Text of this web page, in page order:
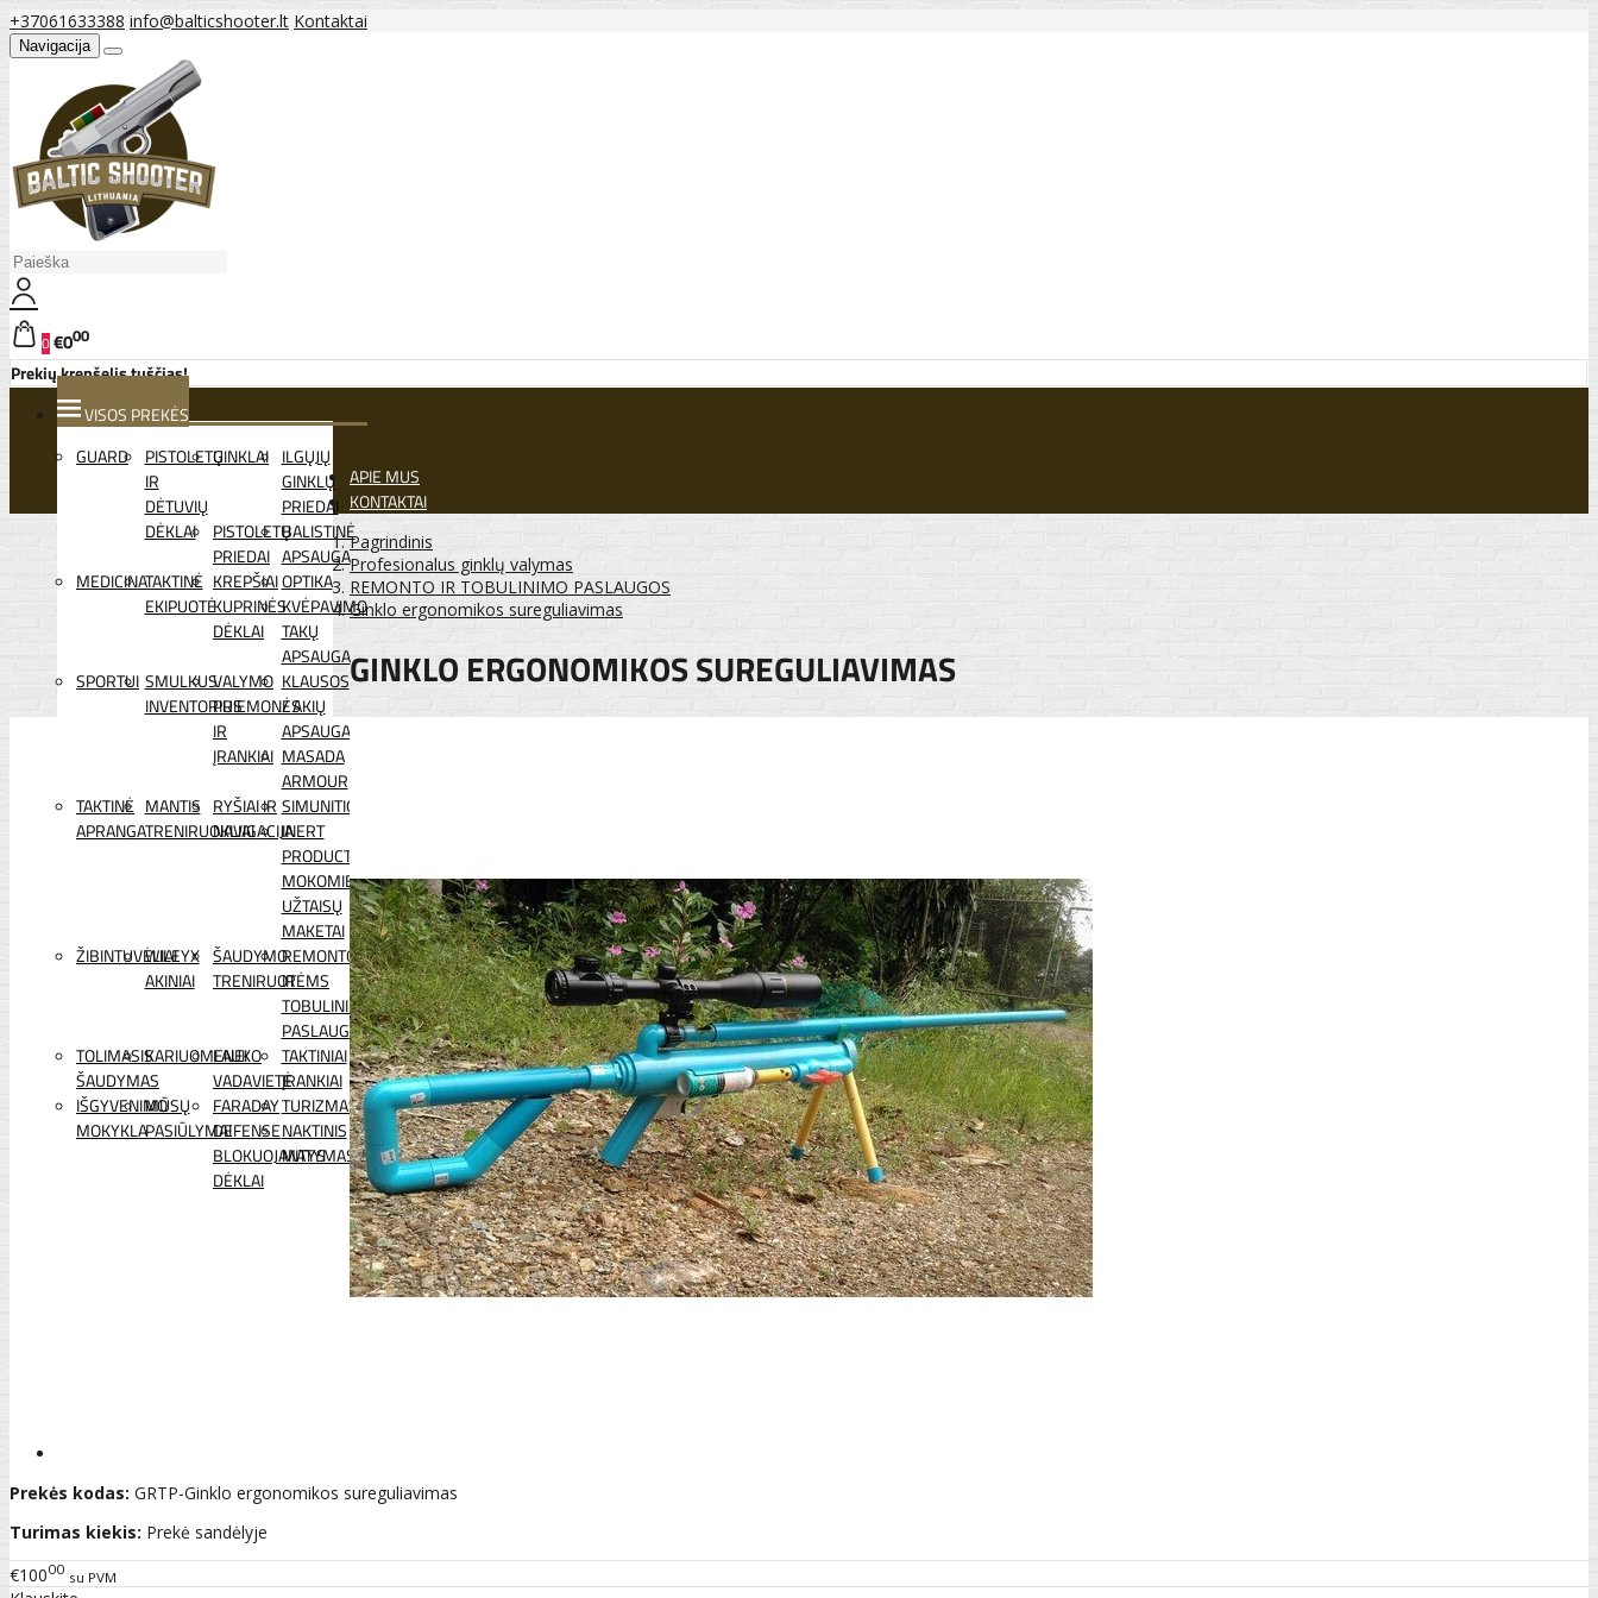
+37061633388 info@balticshooter.lt Kontaktai
Navigacija
0€000
Prekių krepšelis tuščias!
VISOS PREKĖS
GUARD
PISTOLETŲ
IR
DĖTUVIŲ
DĖKLAI
GINKLAI ILGŲJŲ
GINKLŲ
PRIEDAI
PISTOLETŲ
PRIEDAI
BALISTINĖ
APSAUGA
MEDICINATAKTINĖ
EKIPUOTĖ
KREPŠIAI
KUPRINĖS
DĖKLAI
OPTIKA
KVĖPAVIMO
TAKŲ
APSAUGA
SPORTUI SMULKUS
INVENTORIUS
VALYMO
PRIEMONĖS
IR
ĮRANKIAI
KLAUSOS
/ AKIŲ
APSAUGA
MASADA
ARMOUR
TAKTINĖ
APRANGA
MANTIS
TRENIRUOKLIAI
RYŠIAI IR
NAVIGACIJA
SIMUNITION
INERT
PRODUCTS
MOKOMIEJI
UŽTAISŲ
MAKETAI
ŽIBINTUVĖLIAI
WILEYX
AKINIAI
ŠAUDYMO
TRENIRUOTĖMS
REMONTO
IR
TOBULINIMO
PASLAUGOS
TOLIMASIS
ŠAUDYMAS
KARIUOMENEI
LAUKO
VADAVIETĖ
TAKTINIAI
ĮRANKIAI
IŠGYVENIMO
MOKYKLA
MŪSŲ
PASIŪLYMAI
FARADAY
DEFENSE
BLOKUOJANTYS
DĖKLAI
TURIZMAS
NAKTINIS
MATYMAS
APIE MUS
KONTAKTAI
Pagrindinis
Profesionalus ginklų valymas
REMONTO IR TOBULINIMO PASLAUGOS
Ginklo ergonomikos sureguliavimas
GINKLO ERGONOMIKOS SUREGULIAVIMAS
Prekės kodas: GRTP-Ginklo ergonomikos sureguliavimas
Turimas kiekis: Prekė sandėlyje
€10000 su PVM